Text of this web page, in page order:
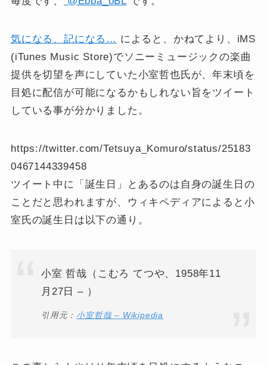
気になる、記になる… によると、かねてより、iMS
(iTunes Music Store)でソニーミュージックの楽曲
提供を切望を声にしていた小室哲也氏が、年末頃を
目処に配信が可能になるかもしれない旨をツイート
している事が分かりました。
https://twitter.com/Tetsuya_Komuro/status/25183
0467144339458
ツイート中に「誕生日」とあるのは自身の誕生日の
ことだと思われますが、ウィキペディアによると小
室氏の誕生日は以下の通り。
小室 哲哉（こむろ てつや、1958年11
月27日 – ）
引用元： 小室哲哉 – Wikipedia